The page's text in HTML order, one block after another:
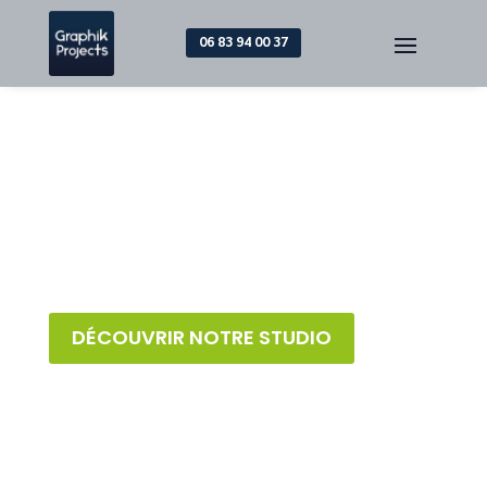
06 83 94 00 37
GRAPHIK PROJECTS,
DÉCOUVRIR NOTRE STUDIO